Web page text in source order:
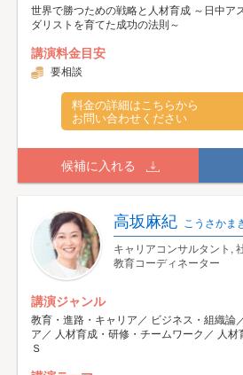
世界で勝つための戦略と人材育成 ～日中ア
ダリストを育てた成功の法則～
講演料金目安
要相談
料金の詳細はこちらから
お問い合わせください
候補に入れる
高坂麻紀 こうさかま
キャリアコンサルタント,
教育コーディネーター
講演ジャンル
教育・進路・キャリア／ ビジネス・組織論
ア／ 人材育成・研修・チームワーク／ 人材
Ｓ